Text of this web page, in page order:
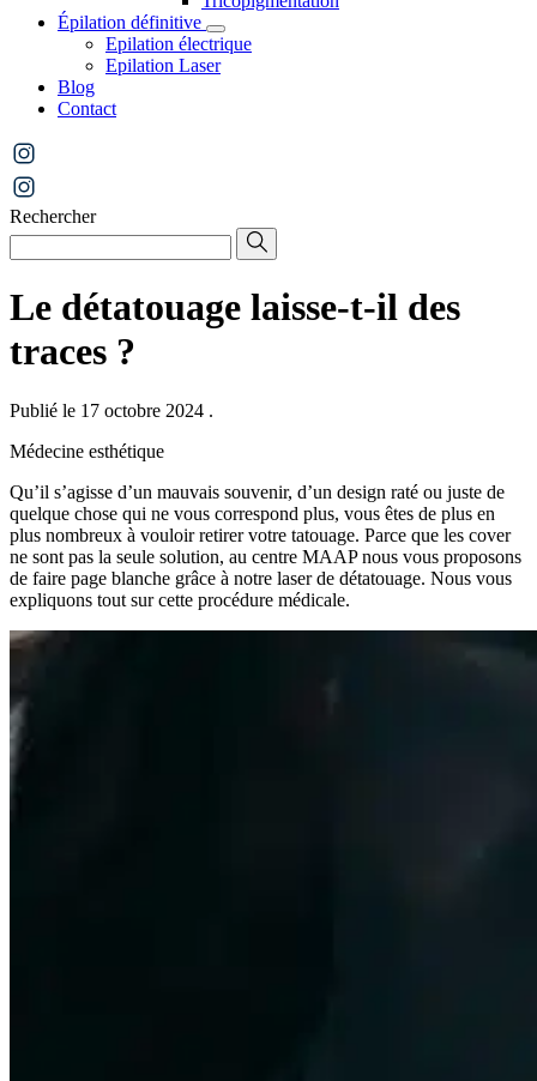
Épilation définitive
Epilation électrique
Epilation Laser
Blog
Contact
Rechercher
Le détatouage laisse-t-il des
traces ?
Publié le 17 octobre 2024 .
Médecine esthétique
Qu’il s’agisse d’un mauvais souvenir, d’un design raté ou juste de
quelque chose qui ne vous correspond plus, vous êtes de plus en
plus nombreux à vouloir retirer votre tatouage. Parce que les cover
ne sont pas la seule solution, au centre MAAP nous vous proposons
de faire page blanche grâce à notre laser de détatouage. Nous vous
expliquons tout sur cette procédure médicale.